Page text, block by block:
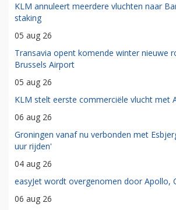
KLM annuleert meerdere vluchten naar
staking
05 aug 26
Transavia opent komende winter nieuwe
Brussels Airport
05 aug 26
KLM stelt eerste commerciële vlucht met
06 aug 26
Groningen vanaf nu verbonden met
uur rijden'
04 aug 26
easyJet wordt overgenomen door Apollo,
06 aug 26